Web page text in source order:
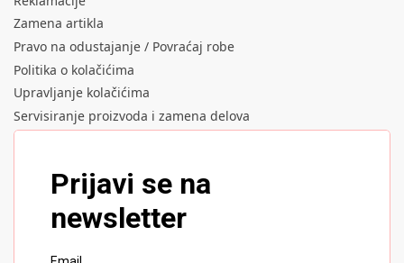
Zamena artikla
Pravo na odustajanje / Povraćaj robe
Politika o kolačićima
Upravljanje kolačićima
Servisiranje proizvoda i zamena delova